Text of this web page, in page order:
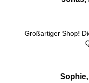
Großartiger Shop!